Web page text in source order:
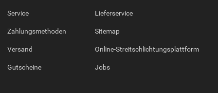
Service
Zahlungsmethoden
Versand
Gutscheine
Lieferservice
Sitemap
Online-Streitschlichtungsplattform
Jobs